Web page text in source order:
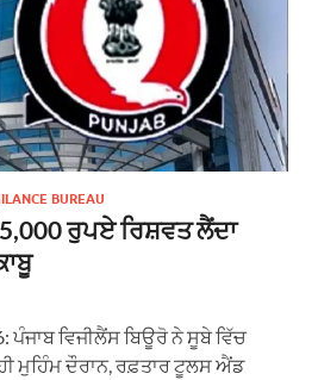
BUREAU
ਰੁਪਏ ਰਿਸ਼ਵਤ ਲੈਂਦਾ
ਵਿਜੀਲੈਂਸ ਬਿਊਰੋ ਨੇ ਸੂਬੇ ਵਿੱਚ
ਮੁਹਿੰਮ ਦੌਰਾਨ, ਰਫ਼ਤਾਰ ਟੂਲਸ ਐਂਡ